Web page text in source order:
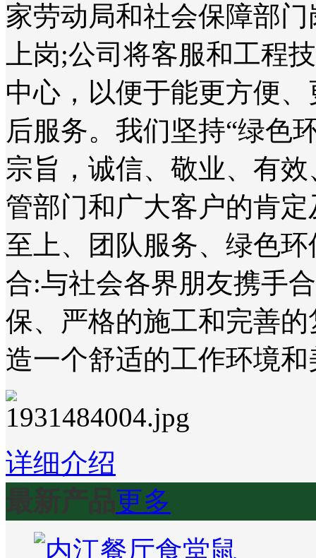
家劳动局和社会保障部
上岗;公司将客服和工程
中心，以便于能更方便
后服务。我们坚持“绿色
宗旨，诚信、敬业、有
管部门和广大客户的肯
至上、团队服务、绿色
合:与社会各界朋友携手
保、严格的施工和完善
造一个舒适的工作环境
详细介绍
最新产品更多